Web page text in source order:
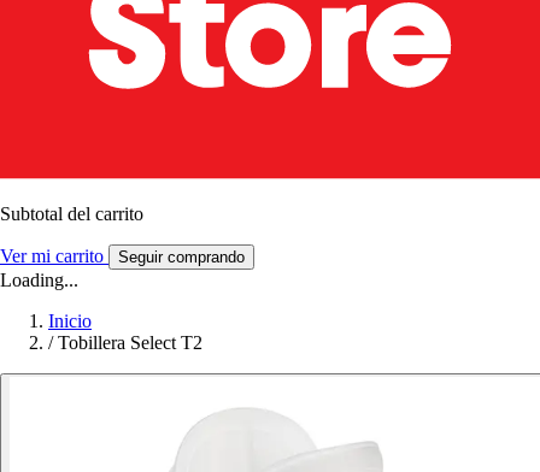
Subtotal del carrito
Ver mi carrito Seguir comprando
Loading...
Inicio
/ Tobillera Select T2